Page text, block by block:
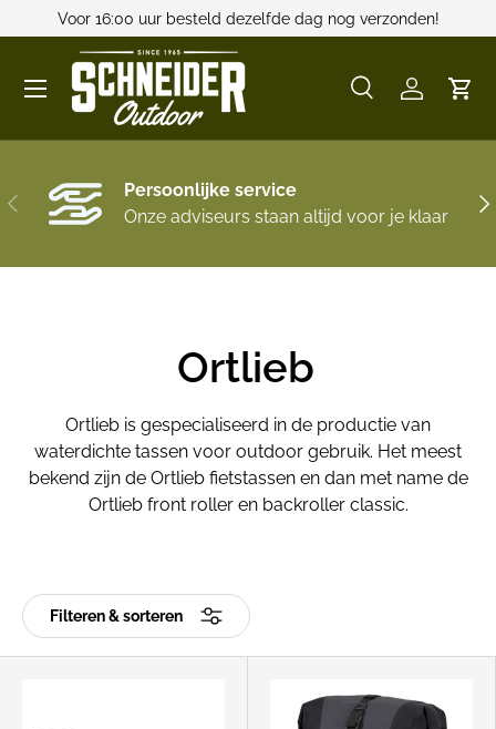
GA NAAR INHOUD
Voor 16:00 uur besteld dezelfde dag nog verzonden!
Zoeken
ZoekenInloggen
Menu
VORIGE
Persoonlijke service
Onze adviseurs staan altijd voor je klaar
Ortlieb
Ortlieb is gespecialiseerd in de productie van
waterdichte tassen voor outdoor gebruik. Het meest
bekend zijn de Ortlieb fietstassen en dan met name de
Ortlieb front roller en backroller classic.
Filteren & sorteren